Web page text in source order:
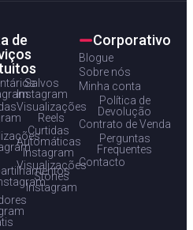
de
Salvos
Instagram
Visualizações
Reels
Curtidas
Automáticas
Instagram
Visualizações
Stories
Instagram
Corporativo
Blogue
Sobre nós
Minha conta
Política de
Devolução
Contrato de Venda
Perguntas
Frequentes
Contacto